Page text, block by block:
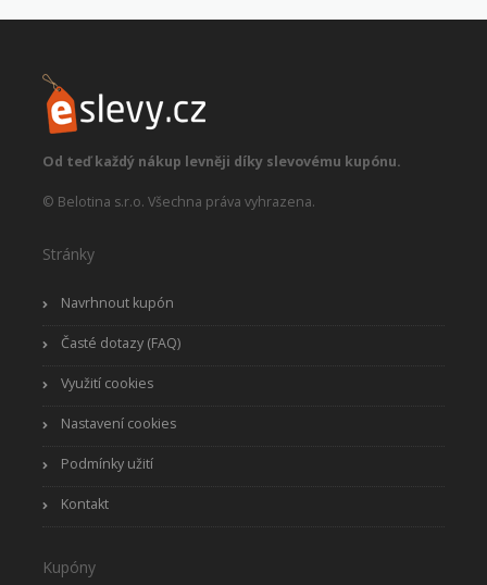
Od teď každý nákup levněji díky slevovému kupónu.
© Belotina s.r.o. Všechna práva vyhrazena.
Stránky
Navrhnout kupón
Časté dotazy (FAQ)
Využití cookies
Nastavení cookies
Podmínky užití
Kontakt
Kupóny